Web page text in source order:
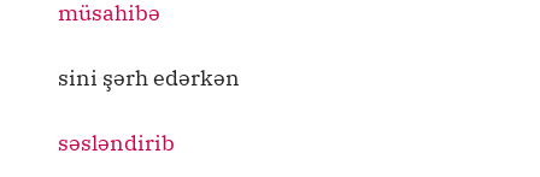
müsahibə
sini şərh edərkən
səsləndirib